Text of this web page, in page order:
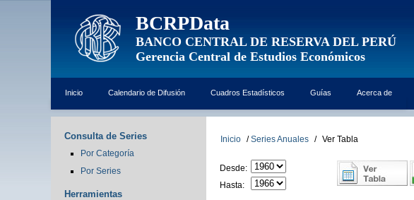
BCRPData
BANCO CENTRAL DE RESERVA DEL PERÚ
Gerencia Central de Estudios Económicos
Inicio Calendario de Difusión Cuadros Estadísticos Guías Acerca de
Consulta de Series
Por Categoría
Por Series
Herramientas
Inicio / Series Anuales / Ver Tabla
Desde:
Hasta: